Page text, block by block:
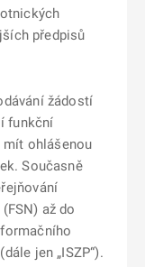
předpisů
žádostí
funkční
ohlášenou
Současně
až do
jen „ISZP“).